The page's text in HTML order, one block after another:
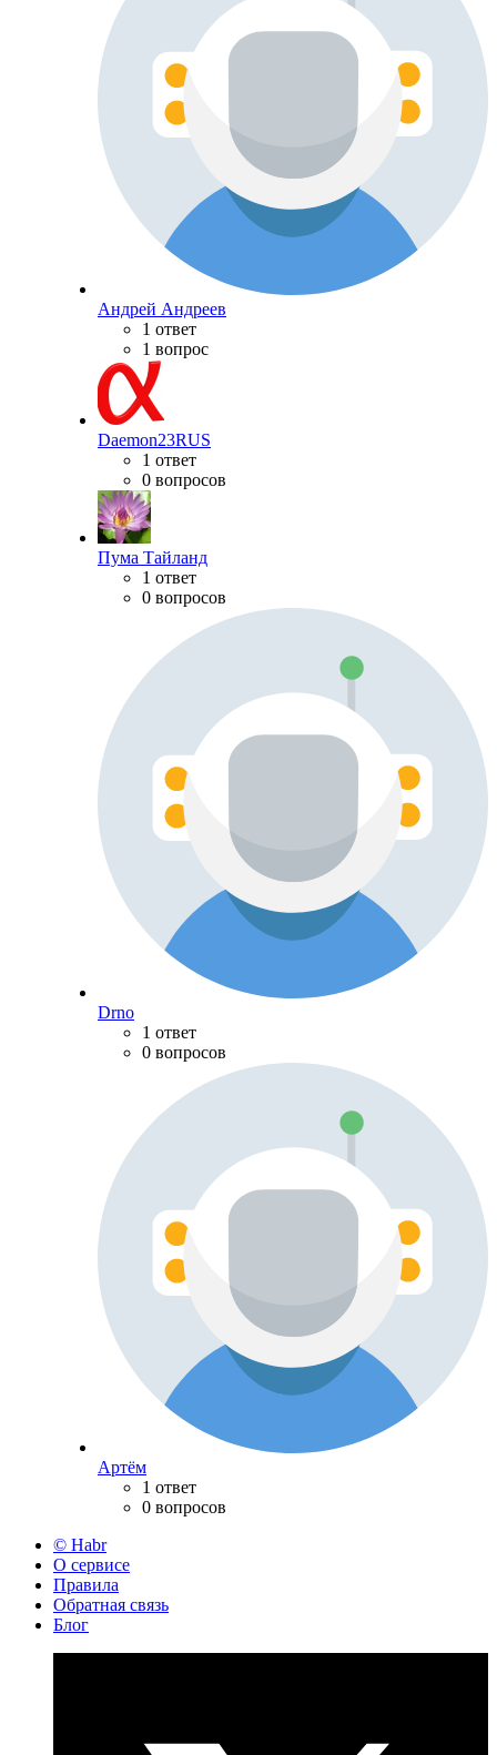
Андрей Андреев
1 ответ
1 вопрос
Daemon23RUS
1 ответ
0 вопросов
Пума Тайланд
1 ответ
0 вопросов
Drno
1 ответ
0 вопросов
Артём
1 ответ
0 вопросов
© Habr
О сервисе
Правила
Обратная связь
Блог